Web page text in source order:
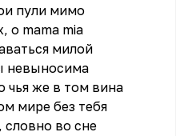
пули мимо
о mama mia
милой
невыносима
чья же в том вина
мире без тебя
словно во сне